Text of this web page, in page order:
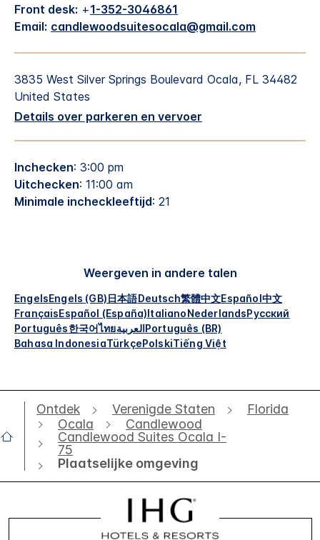
Front desk: +1-352-3046861
Email: candlewoodsuitesocala@gmail.com
3835 West Silver Springs Boulevard Ocala, FL 34482
United States
Details over parkeren en vervoer
Inchecken: 3:00 pm
Uitchecken: 11:00 am
Minimale incheckleeftijd: 21
Weergeven in andere talen
EngelsEngels (GB)日本語Deutsch繁體中文Español中文
FrançaisEspañol (España)ItalianoNederlandsРусский
Português한국어ไทยالعربيةPortuguês (BR)
Bahasa IndonesiaTürkçePolskiTiếng Việt
Ontdek Verenigde Staten
Florida
Ocala
Candlewood
Candlewood Suites Ocala I-
75
Plaatselijke omgeving